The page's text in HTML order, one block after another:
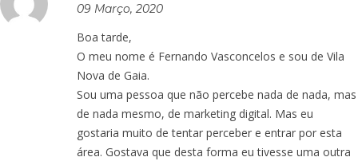
09 Março, 2020
Boa tarde,
O meu nome é Fernando Vasconcelos e sou de Vila
Nova de Gaia.
Sou uma pessoa que não percebe nada de nada, mas
de nada mesmo, de marketing digital. Mas eu
gostaria muito de tentar perceber e entrar por esta
área. Gostava que desta forma eu tivesse uma outra